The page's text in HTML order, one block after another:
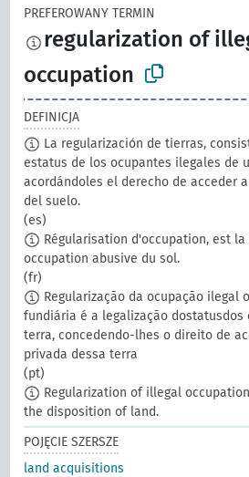
PREFEROWANY TERMIN
regularization of
occupation
DEFINICJA
La regularización de tierras,
estatus de los ocupantes ilegales de
acordándoles el derecho de acceder
del suelo.
(es)
Régularisation d'occupation, est
occupation abusive du sol.
(fr)
Regularização da ocupação ilegal
fundiária é a legalização dostatusdos
terra, concedendo-lhes o direito de
privada dessa terra
(pt)
Regularization of illegal
the disposition of land.
POJĘCIE SZERSZE
land acquisitions